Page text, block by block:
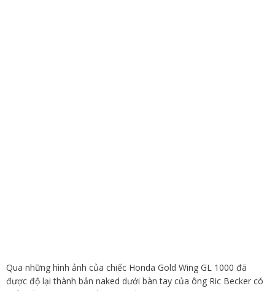
Qua những hình ảnh của chiếc Honda Gold Wing GL 1000 đã
được độ lại thành bản naked dưới bàn tay của ông Ric Becker có